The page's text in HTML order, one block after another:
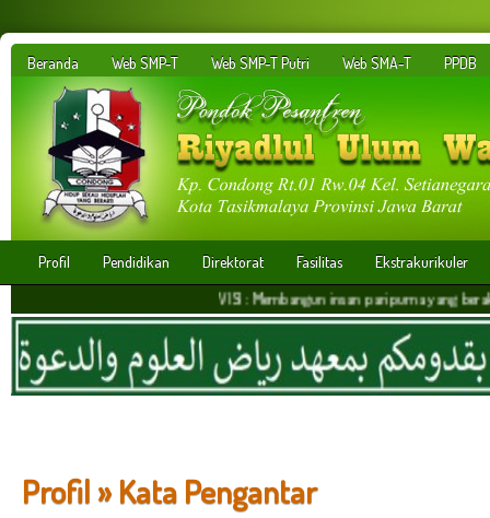
Beranda Web SMP-T Web SMP-T Putri Web SMA-T PPDB
Profil Pendidikan Direktorat Fasilitas
Ekstrakurikuler
VISI : Membangun insan paripurna yang
Profil » Kata Pengantar